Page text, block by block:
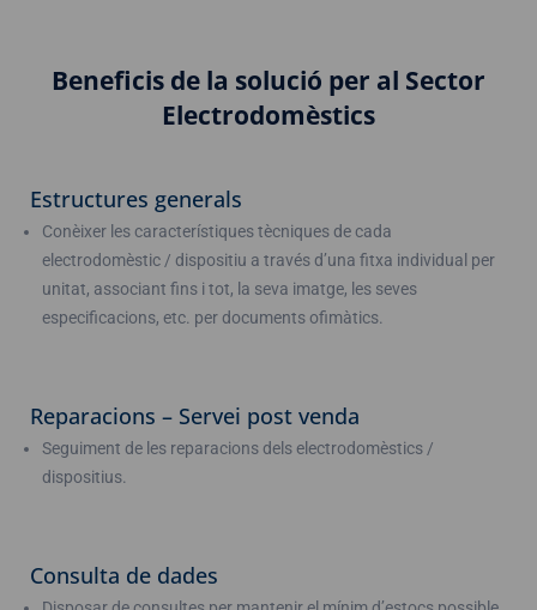
Beneficis de la solució per al Sector
Electrodomèstics
Estructures generals
Conèixer les característiques tècniques de cada
electrodomèstic / dispositiu a través d’una fitxa individual per
unitat, associant fins i tot, la seva imatge, les seves
especificacions, etc. per documents ofimàtics.
Reparacions – Servei post venda
Seguiment de les reparacions dels electrodomèstics /
dispositius.
Consulta de dades